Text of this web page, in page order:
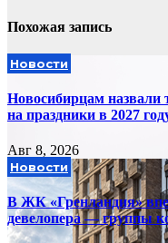
Похожая запись
Новости
Новосибирцам назвали
на праздники в 2027
Авг 8, 2026
Новости
В ЖК «Гренландия»
девелопера — группы